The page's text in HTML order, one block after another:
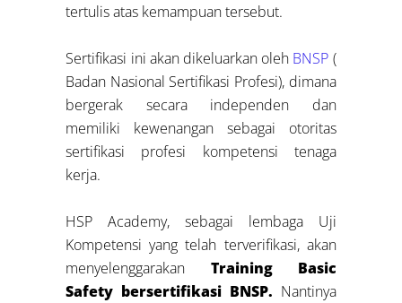
tertulis atas kemampuan tersebut.
Sertifikasi ini akan dikeluarkan oleh BNSP (
Badan Nasional Sertifikasi Profesi), dimana
bergerak secara independen dan
memiliki kewenangan sebagai otoritas
sertifikasi profesi kompetensi tenaga
kerja.
HSP Academy, sebagai lembaga Uji
Kompetensi yang telah terverifikasi, akan
menyelenggarakan Training Basic
Safety bersertifikasi BNSP. Nantinya